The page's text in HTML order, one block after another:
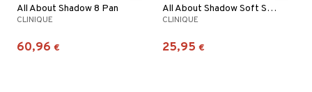
All About Shadow 8 Pan
CLINIQUE
60,96 €
All About Shadow Soft Shimmer
CLINIQUE
25,95 €